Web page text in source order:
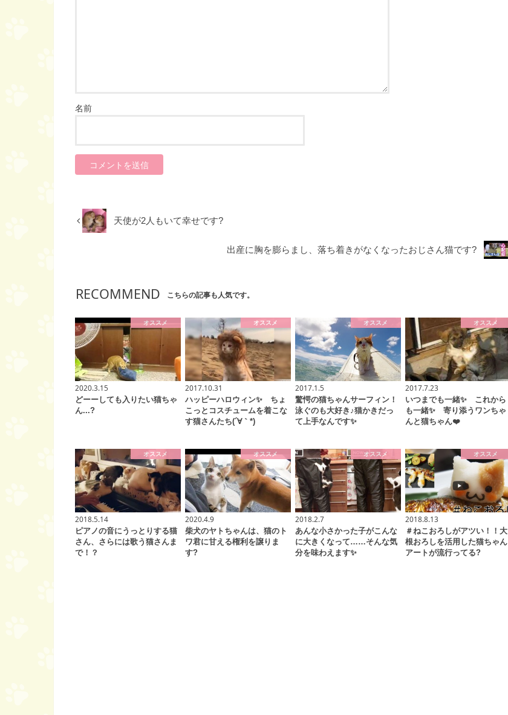
名前
天使が2人もいて幸せです?
出産に胸を膨らまし、落ち着きがなくなったおじさん猫です?
RECOMMEND こちらの記事も人気です。
オススメ
2020.3.15
どーーしても入りたい猫ちゃ
ん...?
オススメ
2017.10.31
ハッピーハロウィン✨ ちょ
こっとコスチュームを着こな
す猫さんたち(´∀｀*)
オススメ
2017.1.5
驚愕の猫ちゃんサーフィン！
泳ぐのも大好き♪猫かきだっ
て上手なんです✨
オススメ
2017.7.23
いつまでも一緒✨ これから
も一緒✨ 寄り添うワンちゃ
んと猫ちゃん❤️
オススメ
2018.5.14
ピアノの音にうっとりする猫
さん、さらには歌う猫さんま
で！？
オススメ
2020.4.9
柴犬のヤトちゃんは、猫のト
ワ君に甘える権利を譲りま
す?
オススメ
2018.2.7
あんな小さかった子がこんな
に大きくなって……そんな気
分を味わえます✨
オススメ
2018.8.13
＃ねこおろしがアツい！！大
根おろしを活用した猫ちゃん
アートが流行ってる?